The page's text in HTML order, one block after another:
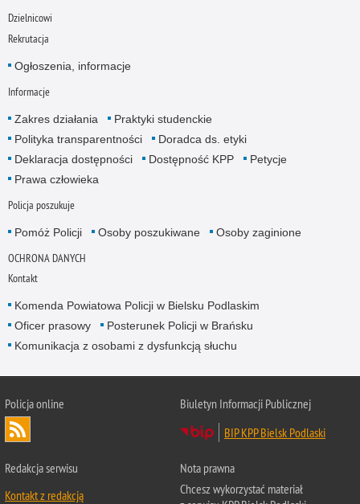
Dzielnicowi
Rekrutacja
Ogłoszenia, informacje
Informacje
Zakres działania
Praktyki studenckie
Polityka transparentności
Doradca ds. etyki
Deklaracja dostępności
Dostępność KPP
Petycje
Prawa człowieka
Policja poszukuje
Pomóż Policji Osoby poszukiwane Osoby zaginione
OCHRONA DANYCH
Kontakt
Komenda Powiatowa Policji w Bielsku Podlaskim
Oficer prasowy
Posterunek Policji w Brańsku
Komunikacja z osobami z dysfunkcją słuchu
Policja online
Biuletyn Informacji Publicznej
BIP KPP Bielsk Podlaski
Redakcja serwisu
Kontakt z redakcją
Nota prawna
Chcesz wykorzystać materiał